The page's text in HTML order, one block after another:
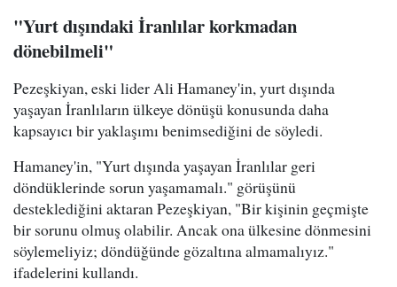
"Yurt dışındaki İranlılar korkmadan
dönebilmeli"
Pezeşkiyan, eski lider Ali Hamaney'in, yurt dışında
yaşayan İranlıların ülkeye dönüşü konusunda daha
kapsayıcı bir yaklaşımı benimsediğini de söyledi.
Hamaney'in, "Yurt dışında yaşayan İranlılar geri
döndüklerinde sorun yaşamamalı." görüşünü
desteklediğini aktaran Pezeşkiyan, "Bir kişinin geçmişte
bir sorunu olmuş olabilir. Ancak ona ülkesine dönmesini
söylemeliyiz; döndüğünde gözaltına almamalıyız."
ifadelerini kullandı.